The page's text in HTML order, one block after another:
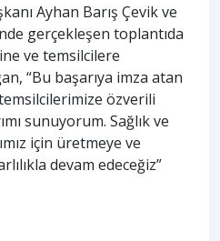
Ayhan Barış Çevik ve
gerçekleşen toplantıda
ve temsilcilere
“Bu başarıya imza atan
özverili
sunuyorum. Sağlık ve
için üretmeye ve
devam edeceğiz”